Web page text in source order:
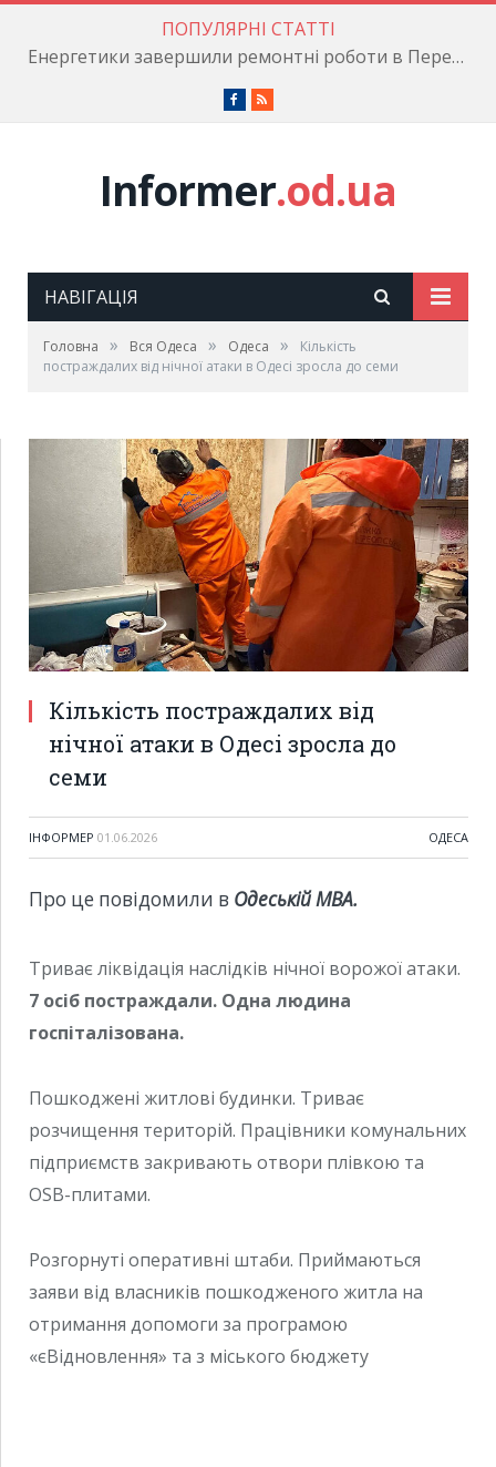
ПОПУЛЯРНІ СТАТТІ
Енергетики завершили ремонтні роботи в Пересипському районі
Facebook
RSS
Informer.od.ua
НАВІГАЦІЯ
Головна » Вся Одеса » Одеса »
Кількість
постраждалих від нічної атаки в Одесі зросла до семи
Кількість постраждалих від
нічної атаки в Одесі зросла до
семи
ІНФОРМЕР 01.06.2026 ОДЕСА
Про це повідомили в Одеській МВА.
Триває ліквідація наслідків нічної ворожої атаки.
7 осіб постраждали. Одна людина
госпіталізована.
Пошкоджені житлові будинки. Триває
розчищення територій. Працівники комунальних
підприємств закривають отвори плівкою та
OSB-плитами.
Розгорнуті оперативні штаби. Приймаються
заяви від власників пошкодженого житла на
отримання допомоги за програмою
«єВідновлення» та з міського бюджету